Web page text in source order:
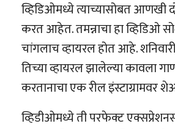
व्हिडिओमध्ये त्याच्यासोबत आणखी
करत आहेत. तमन्नाचा हा व्हिडिओ
चांगलाच व्हायरल होत आहे.
तिच्या व्हायरल झालेल्या कावला
करतानाचा एक रील इंस्टाग्रामवर
व्हिडीओमध्ये ती परफेक्ट